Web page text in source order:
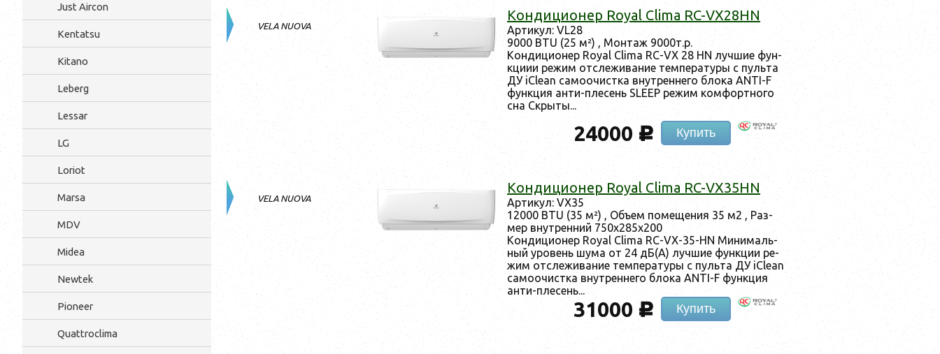
Just Aircon
Kentatsu
Kitano
Leberg
Lessar
LG
Loriot
Marsa
MDV
Midea
Newtek
Pioneer
Quattroclima
VELA NUOVA
Кон­ди­ци­онер Royal Clima RC-VX28HN
Ар­ти­кул: VL28
9000 BTU (25 м²) , Мон­таж 9000т.р.
Кон­ди­ци­онер Royal Clima RC-VX 28 HN луч­шие фун­
кци­ии ре­жим от­сле­жива­ние тем­пе­рату­ры с пуль­та
ДУ iClean cамо­очис­тка внут­ренне­го бло­ка ANTI-F
фун­кция ан­ти-пле­сень SLEEP ре­жим ком­фор­тно­го
сна Скры­ты...
24000 c Купить
VELA NUOVA
Кон­ди­ци­онер Royal Clima RC-VX35HN
Ар­ти­кул: VX35
12000 BTU (35 м²) , Объ­ем по­меще­ния 35 м2 , Раз­
мер внут­ренний 750x285x200
Кон­ди­ци­онер Royal Clima RC-VX-35-HN Ми­нималь­
ный уро­вень шу­ма от 24 дБ(А) луч­шие фун­кции ре­
жим от­сле­жива­ние тем­пе­рату­ры с пуль­та ДУ iClean
cамо­очис­тка внут­ренне­го бло­ка ANTI-F фун­кция
ан­ти-пле­сень...
31000 c Купить